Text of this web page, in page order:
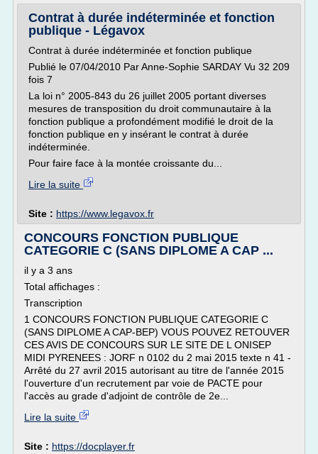
Contrat à durée indéterminée et fonction
publique - Légavox
Contrat à durée indéterminée et fonction publique
Publié le 07/04/2010 Par Anne-Sophie SARDAY Vu 32 209
fois 7
La loi n° 2005-843 du 26 juillet 2005 portant diverses
mesures de transposition du droit communautaire à la
fonction publique a profondément modifié le droit de la
fonction publique en y insérant le contrat à durée
indéterminée.
Pour faire face à la montée croissante du...
Lire la suite
Site : https://www.legavox.fr
CONCOURS FONCTION PUBLIQUE
CATEGORIE C (SANS DIPLOME A CAP ...
il y a 3 ans
Total affichages :
Transcription
1 CONCOURS FONCTION PUBLIQUE CATEGORIE C
(SANS DIPLOME A CAP-BEP) VOUS POUVEZ RETOUVER
CES AVIS DE CONCOURS SUR LE SITE DE L ONISEP
MIDI PYRENEES : JORF n 0102 du 2 mai 2015 texte n 41 -
Arrêté du 27 avril 2015 autorisant au titre de l'année 2015
l'ouverture d'un recrutement par voie de PACTE pour
l'accès au grade d'adjoint de contrôle de 2e...
Lire la suite
Site : https://docplayer.fr